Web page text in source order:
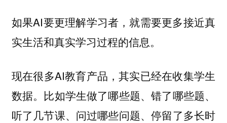
如果AI要更理解学习者，就需要更多接近真
实生活和真实学习过程的信息。
现在很多AI教育产品，其实已经在收集学生
数据。比如学生做了哪些题、错了哪些题、
听了几节课、问过哪些问题、停留了多长时